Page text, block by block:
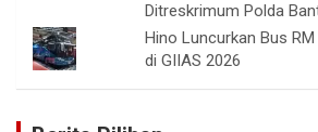
Ditreskrimum Polda
Hino Luncurkan Bus
di GIIAS 2026